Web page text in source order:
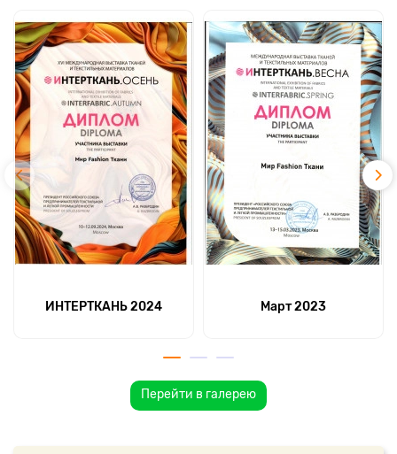
ИНТЕРТКАНЬ 2024 Март 2023
Перейти в галерею